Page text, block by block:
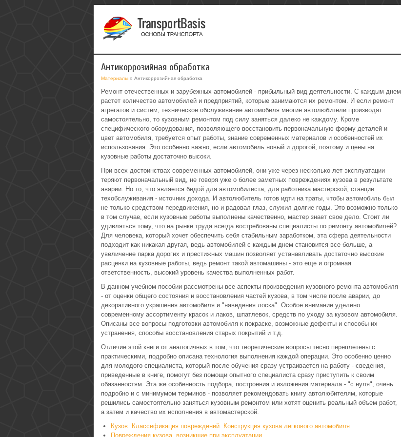
Антикоррозийная обработка
Материалы » Антикоррозийная обработка
Ремонт отечественных и зарубежных автомобилей - прибыльный вид деятельности. С каждым днем
растет количество автомобилей и предприятий, которые занимаются их ремонтом. И если ремонт
агрегатов и систем, техническое обслуживание автомобиля многие автолюбители производят
самостоятельно, то кузовным ремонтом под силу заняться далеко не каждому. Кроме
специфического оборудования, позволяющего восстановить первоначальную форму деталей и
цвет автомобиля, требуется опыт работы, знание современных материалов и особенностей их
использования. Это особенно важно, если автомобиль новый и дорогой, поэтому и цены на
кузовные работы достаточно высоки.
При всех достоинствах современных автомобилей, они уже через несколько лет эксплуатации
теряют первоначальный вид, не говоря уже о более заметных повреждениях кузова в результате
аварии. Но то, что является бедой для автомобилиста, для работника мастерской, станции
техобслуживания - источник дохода. И автолюбитель готов идти на траты, чтобы автомобиль был
не только средством передвижения, но и радовал глаз, служил долгие годы. Это возможно только
в том случае, если кузовные работы выполнены качественно, мастер знает свое дело. Стоит ли
удивляться тому, что на рынке труда всегда востребованы специалисты по ремонту автомобилей?
Для человека, который хочет обеспечить себя стабильным заработком, эта сфера деятельности
подходит как никакая другая, ведь автомобилей с каждым днем становится все больше, а
увеличение парка дорогих и престижных машин позволяет устанавливать достаточно высокие
расценки на кузовные работы, ведь ремонт такой автомашины - это еще и огромная
ответственность, высокий уровень качества выполненных работ.
В данном учебном пособии рассмотрены все аспекты произведения кузовного ремонта автомобиля
- от оценки общего состояния и восстановления частей кузова, в том числе после аварии, до
декоративного украшения автомобиля и "наведения лоска". Особое внимание уделено
современному ассортименту красок и лаков, шпатлевок, средств по уходу за кузовом автомобиля.
Описаны все вопросы подготовки автомобиля к покраске, возможные дефекты и способы их
устранения, способы восстановления старых покрытий и т.д.
Отличие этой книги от аналогичных в том, что теоретические вопросы тесно переплетены с
практическими, подробно описана технология выполнения каждой операции. Это особенно ценно
для молодого специалиста, который после обучения сразу устраивается на работу - сведения,
приведенные в книге, помогут без помощи опытного специалиста сразу приступить к своим
обязанностям. Эта же особенность подбора, построения и изложения материала - "с нуля", очень
подробно и с минимумом терминов - позволяет рекомендовать книгу автолюбителям, которые
решились самостоятельно заняться кузовным ремонтом или хотят оценить реальный объем работ,
а затем и качество их исполнения в автомастерской.
Кузов. Классификация повреждений. Конструкция кузова легкового автомобиля
Повреждения кузова, возникшие при эксплуатации